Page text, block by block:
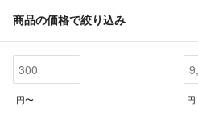
商品の価格で絞り込み
円〜 円